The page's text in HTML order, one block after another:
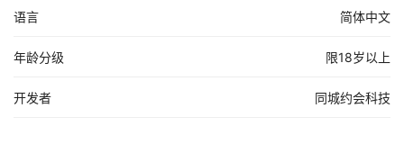
语言 简体中文
年龄分级 限18岁以上
开发者 同城约会科技